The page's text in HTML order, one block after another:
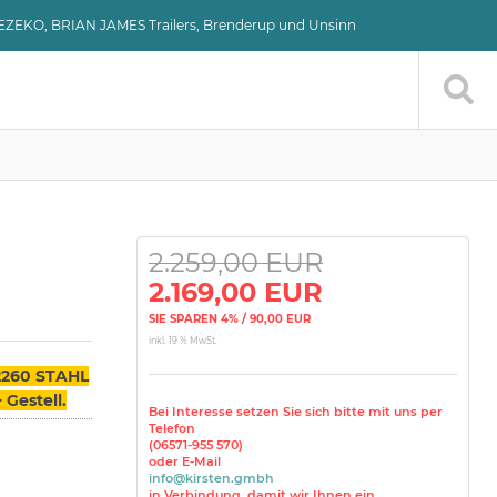
BRIAN JAMES Trailers, Brenderup und Unsinn
STAHL
2.259,00 EUR
2.169,00 EUR
SIE SPAREN 4% / 90,00 EUR
inkl. 19 % MwSt.
Bei Interesse setzen Sie sich bitte mit uns per
Telefon
(06571-955 570)
oder E-Mail
info@kirsten.gmbh